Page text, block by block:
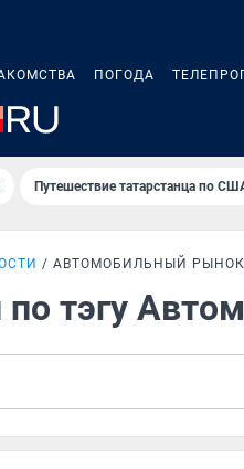
ПОГОДА
Путешествие татарстанца по
АВТОМОБИЛЬНЫЙ РЫНОК
по тэгу